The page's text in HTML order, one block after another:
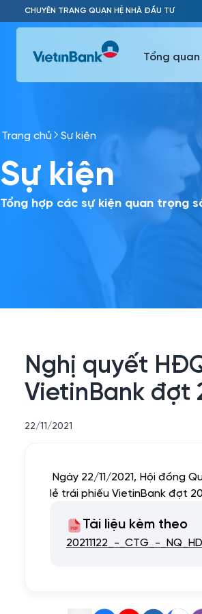
Skip to Main Content
CHUYÊN TRANG QUAN HỆ NHÀ ĐẦU TƯ
Tổng quan
Trang chủ Sự kiện
Sự kiện
Tổng hợp các sự kiện quan trọng
Nghị quyết
VietinBank đợt
22/11/2021
Ngày 22/11/2021, Hội đồng
lẻ trái phiếu VietinBank đợt
Tài liệu kèm theo
20211122_-_CTG_-